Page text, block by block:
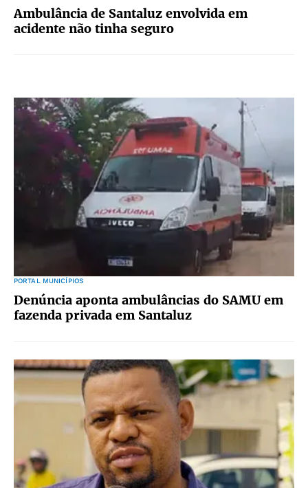
Ambulância de Santaluz envolvida em
acidente não tinha seguro
PORTAL MUNICÍPIOS
Denúncia aponta ambulâncias do SAMU em
fazenda privada em Santaluz